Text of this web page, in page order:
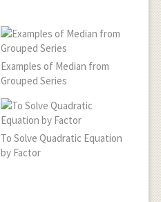
Examples of Median from
Grouped Series
To Solve Quadratic Equation
by Factor